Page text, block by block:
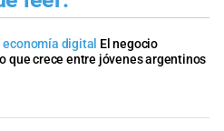
economía digital El negocio
que crece entre jóvenes argentinos